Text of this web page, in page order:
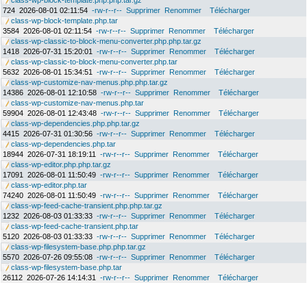
724 2026-08-01 02:11:54 -rw-r--r-- Supprimer Renommer
Télécharger
class-wp-block-template.php.tar
3584 2026-08-01 02:11:54 -rw-r--r-- Supprimer Renommer
Télécharger
class-wp-classic-to-block-menu-converter.php.php.tar.gz
1418 2026-07-31 15:20:01 -rw-r--r-- Supprimer Renommer
Télécharger
class-wp-classic-to-block-menu-converter.php.tar
5632 2026-08-01 15:34:51 -rw-r--r-- Supprimer Renommer
Télécharger
class-wp-customize-nav-menus.php.php.tar.gz
14386 2026-08-01 12:10:58 -rw-r--r-- Supprimer Renommer
Télécharger
class-wp-customize-nav-menus.php.tar
59904 2026-08-01 12:43:48 -rw-r--r-- Supprimer Renommer
Télécharger
class-wp-dependencies.php.php.tar.gz
4415 2026-07-31 01:30:56 -rw-r--r-- Supprimer Renommer
Télécharger
class-wp-dependencies.php.tar
18944 2026-07-31 18:19:11 -rw-r--r-- Supprimer Renommer
Télécharger
class-wp-editor.php.php.tar.gz
17091
2026-08-01 11:50:49 -rw-r--r-- Supprimer Renommer
Télécharger
class-wp-editor.php.tar
74240 2026-08-01 11:50:49 -rw-r--r-- Supprimer Renommer
Télécharger
class-wp-feed-cache-transient.php.php.tar.gz
1232 2026-08-03 01:33:33 -rw-r--r-- Supprimer Renommer
Télécharger
class-wp-feed-cache-transient.php.tar
5120 2026-08-03 01:33:33 -rw-r--r-- Supprimer Renommer
Télécharger
class-wp-filesystem-base.php.php.tar.gz
5570 2026-07-26 09:55:08 -rw-r--r-- Supprimer Renommer
Télécharger
class-wp-filesystem-base.php.tar
26112 2026-07-26 14:14:31 -rw-r--r-- Supprimer Renommer
Télécharger